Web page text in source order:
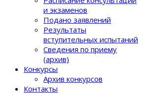
и экзаменов
Подано заявлений
Результаты
вступительных испытаний
Сведения по приему
(архив)
Конкурсы
Архив конкурсов
Контакты